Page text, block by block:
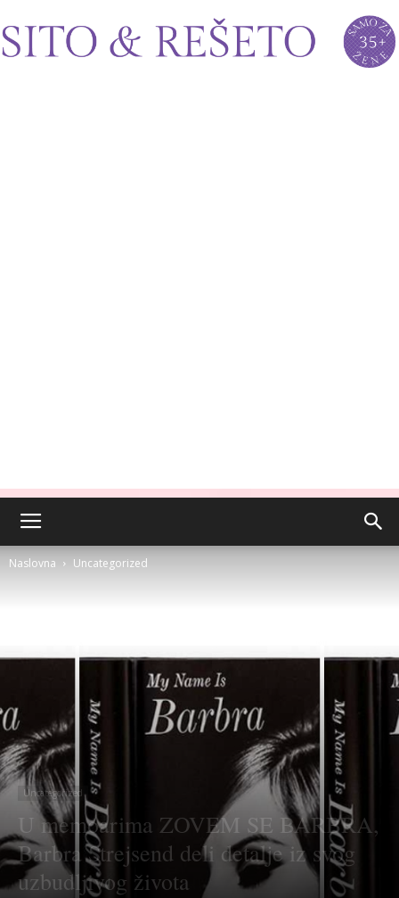
Naslovna Uncategorized
Uncategorized
U memoarima ZOVEM SE BARBRA,
Barbra Strejsend deli detalje iz svog
uzbudljivog života